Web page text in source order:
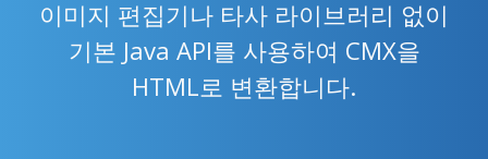
이미지 편집기나 타사 라이브러리 없이
기본 Java API를 사용하여 CMX을
HTML로 변환합니다.